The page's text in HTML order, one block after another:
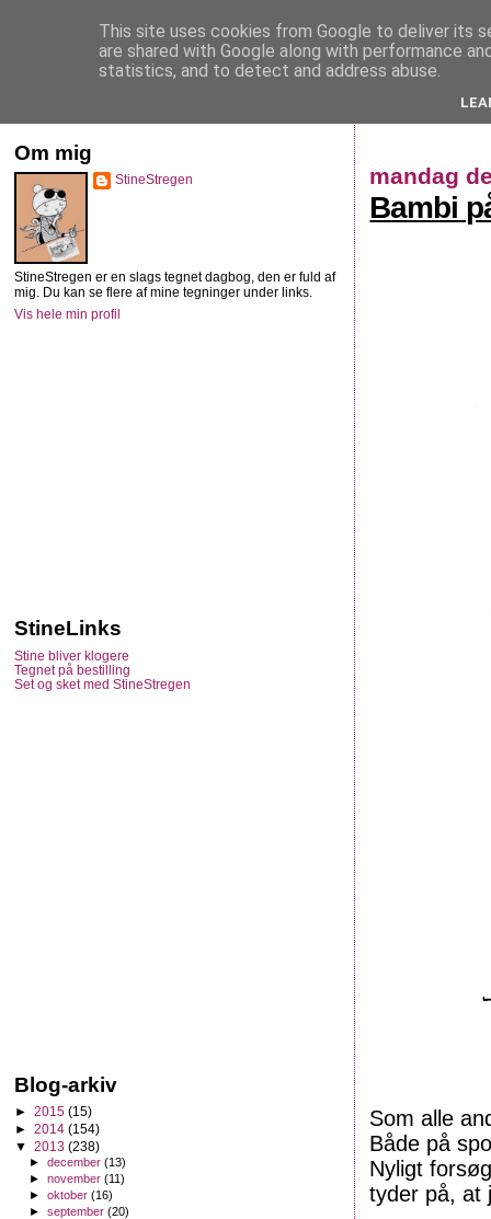
StineStregen
mandag
Bambi
Som alle
Både på
Nyligt
tyder på, at
Om mig
StineStregen
StineStregen er en slags tegnet dagbog, den er fuld af
mig. Du kan se flere af mine tegninger under links.
Vis hele min profil
StineLinks
Stine bliver klogere
Tegnet på bestilling
Set og sket med StineStregen
Blog-arkiv
► 2015 (15)
► 2014 (154)
▼ 2013 (238)
►december(13)
►november(11)
►oktober(16)
►september(20)
This site uses cookies from Google to deliver its
are shared with Google along with performance
statistics, and to detect and address abuse.